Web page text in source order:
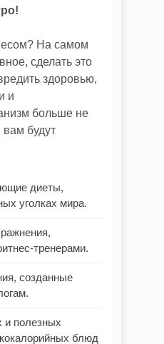
На самом
сделать это
здоровью,
и
больше не
вам будут
диеты,
уголках мира.
тренерами.
созданные
и полезных
блюд